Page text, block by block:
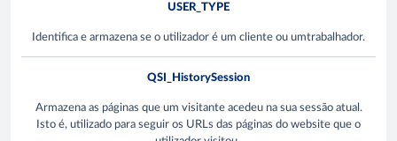
USER_TYPE
Identifica e armazena se o utilizador é um cliente ou umtrabalhador.
QSI_HistorySession
Armazena as páginas que um visitante acedeu na sua sessão atual.
Isto é, utilizado para seguir os URLs das páginas do website que o